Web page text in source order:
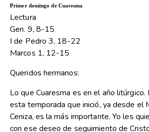
Primer domingo de Cuaresma
Lectura
Gen. 9, 8-15
I de Pedro 3, 18-22
Marcos 1, 12-15
Queridos hermanos:
Lo que Cuaresma es en el año litúrgico.
esta temporada que inició, ya desde el
Ceniza, es la más importante. Yo les
con ese deseo de seguimiento de